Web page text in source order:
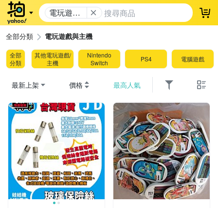
電玩遊戲
與主機
登
全部分類 電玩遊戲與主機
全部
分類
其他電玩遊戲/
主機
Nintendo
Switch
PS4 電腦遊戲
最新上架 價格 最高人氣